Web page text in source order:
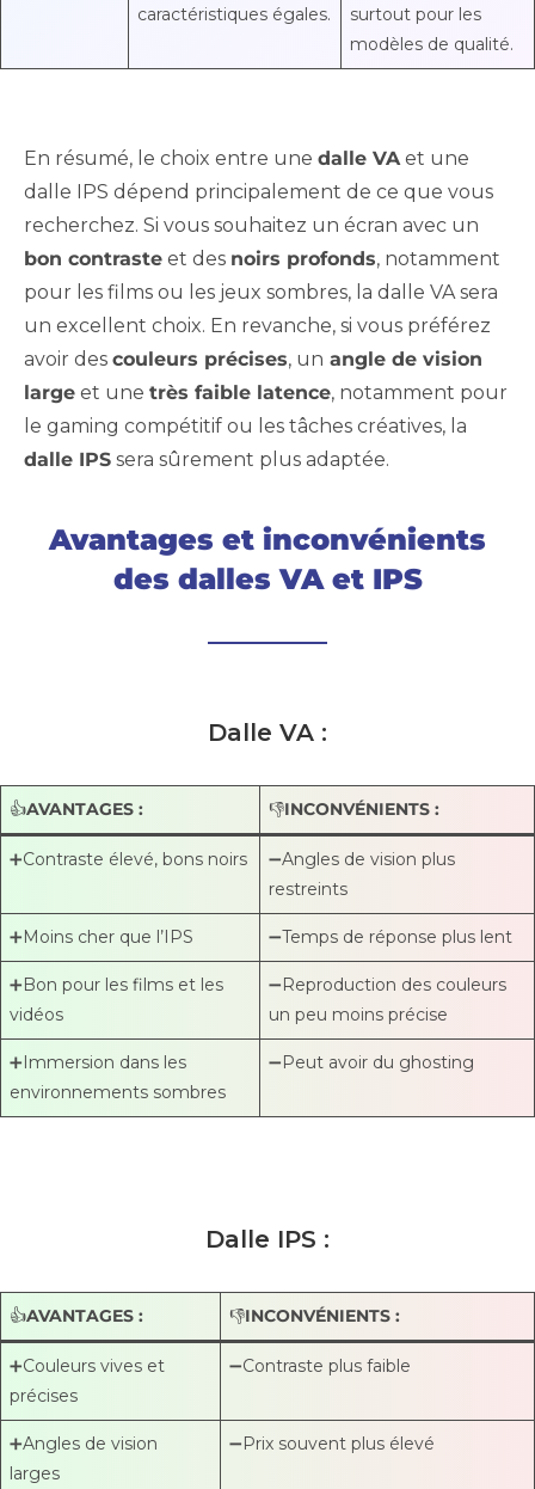
caractéristiques égales.
surtout pour les
modèles de qualité.
En résumé, le choix entre une dalle VAet une
dalle IPS dépend principalement de ce que vous
recherchez. Si vous souhaitez un écran avec un
bon contraste et des noirs profonds, notamment
pour les films ou les jeux sombres, la dalle VA sera
un excellent choix. En revanche, si vous préférez
avoir des couleurs précises, un angle de vision
large et une très faible latence, notamment pour
le gaming compétitif ou les tâches créatives, la
dalle IPS sera sûrement plus adaptée.
Avantages et inconvénients
des dalles VA et IPS
Dalle VA :
👍AVANTAGES : 👎INCONVÉNIENTS :
➕Contraste élevé, bons noirs
➖Angles de vision plus
restreints
➕Moins cher que l’IPS ➖Temps de réponse plus lent
➕Bon pour les films et les
vidéos
➖Reproduction des couleurs
un peu moins précise
➕Immersion dans les
environnements sombres
➖Peut avoir du ghosting
Dalle IPS :
👍AVANTAGES : 👎INCONVÉNIENTS :
➕Couleurs vives et
précises
➖Contraste plus faible
➕Angles de vision
larges
➖Prix souvent plus élevé